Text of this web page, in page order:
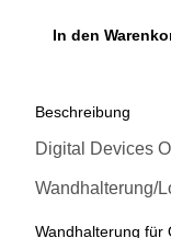
In den
Beschreibung
Digital Devices
Wandhalterung/
Wandhalterung für